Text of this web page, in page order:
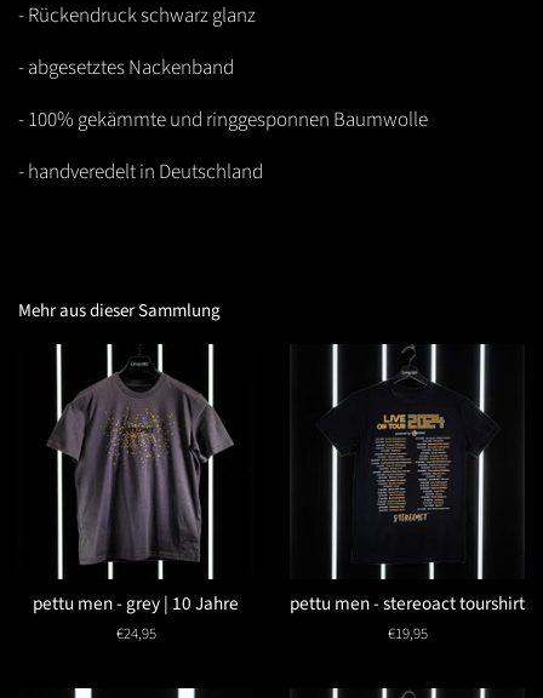
- Rückendruck schwarz glanz
- abgesetztes Nackenband
- 100% gekämmte und ringgesponnen Baumwolle
- handveredelt in Deutschland
Mehr aus dieser Sammlung
pettu men - grey | 10 Jahre
Normaler
€24,95
pettu men - stereoact tourshirt
Normaler
€19,95